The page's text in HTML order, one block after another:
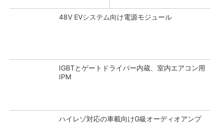
48V EVシステム向け電源モジュール
IGBTとゲートドライバー内蔵、室内エアコン用
IPM
ハイレゾ対応の車載向けG級オーディオアンプ